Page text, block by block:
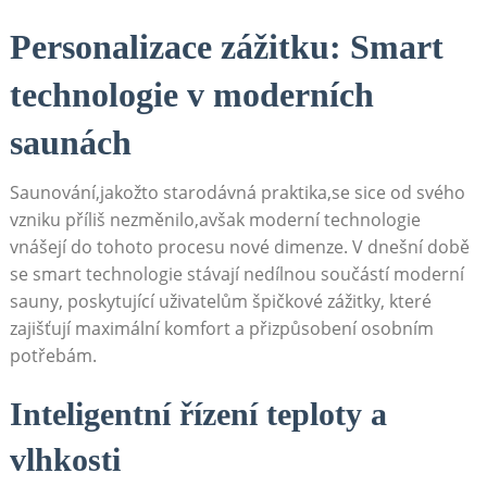
Personalizace zážitku: Smart
technologie v moderních
saunách
Saunování,jakožto ‌starodávná praktika,se sice od svého ​
vzniku příliš nezměnilo,avšak moderní technologie
‌vnášejí‍ do tohoto ⁤procesu nové dimenze. V dnešní době
se smart ⁣technologie stávají nedílnou součástí moderní
sauny,⁤ poskytující uživatelům špičkové zážitky, které
zajišťují⁢ maximální komfort a přizpůsobení osobním
potřebám.
Inteligentní řízení teploty a
vlhkosti